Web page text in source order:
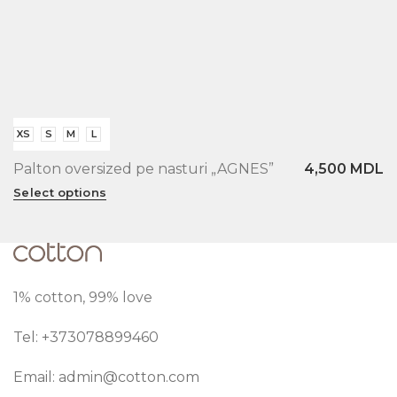
XS S M L
Palton oversized pe nasturi „AGNES” 4,500 MDL
Select options
1% cotton, 99% love
Tel: +373078899460
Email: admin@cotton.com